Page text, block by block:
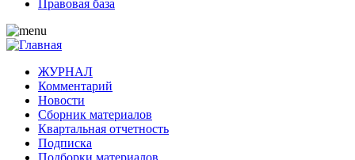
Правовая база
ЖУРНАЛ
Комментарий
Новости
Сборник материалов
Квартальная отчетность
Подписка
Подборки материалов